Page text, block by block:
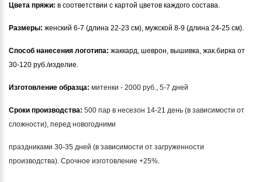
Цвета пряжи: в соответствии с картой цветов каждого состава.
Размеры: женский 6-7 (длина 22-23 см), мужской 8-9 (длина 24-25 см).
Способ нанесения логотипа: жаккард, шеврон, вышивка, жак.бирка от
30-120 руб./изделие.
Изготовление образца: митенки - 2000 руб., 5-7 дней
Сроки производства: 500 пар в несезон 14-21 день (в зависимости от
сложности), перед новогодними
праздниками 30-35 дней (в зависимости от загруженности
производства). Срочное изготовление +25%.